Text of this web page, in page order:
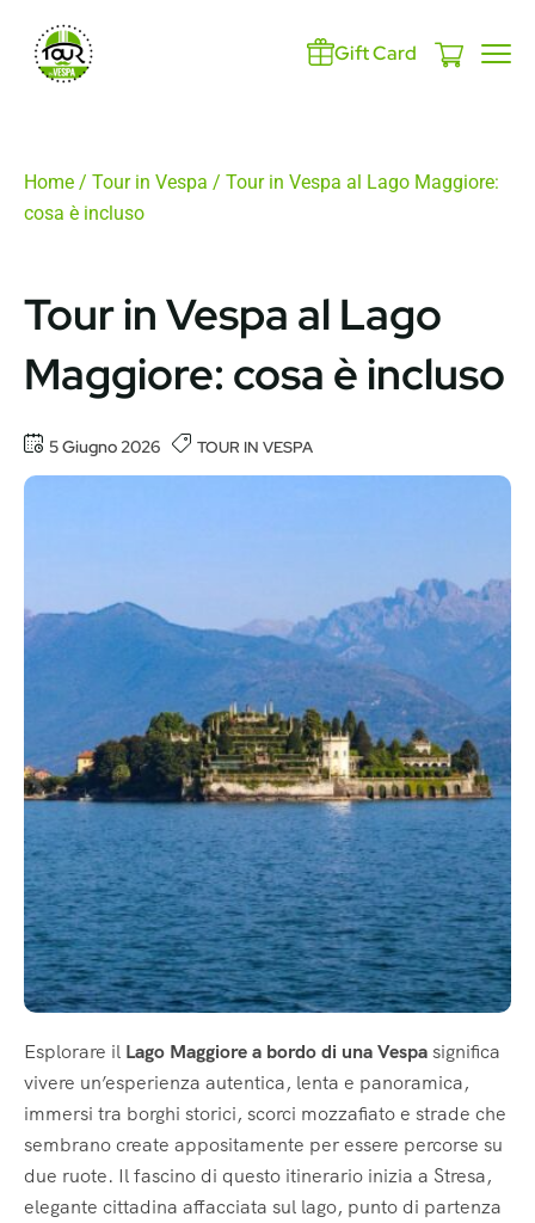
Gift Card
Home / Tour in Vespa / Tour in Vespa al Lago Maggiore:
cosa è incluso
Tour in Vespa al Lago
Maggiore: cosa è incluso
5 Giugno 2026 TOUR IN VESPA
Esplorare il Lago Maggiore a bordo di una Vespasignifica
vivere un’esperienza autentica, lenta e panoramica,
immersi tra borghi storici, scorci mozzafiato e strade che
sembrano create appositamente per essere percorse su
due ruote. Il fascino di questo itinerario inizia a Stresa,
elegante cittadina affacciata sul lago, punto di partenza